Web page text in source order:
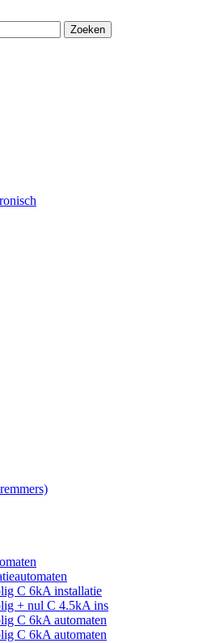
Zoeken
C 6kA installatie
+ nul C 4.5kA ins
C 6kA automaten
C 6kA automaten